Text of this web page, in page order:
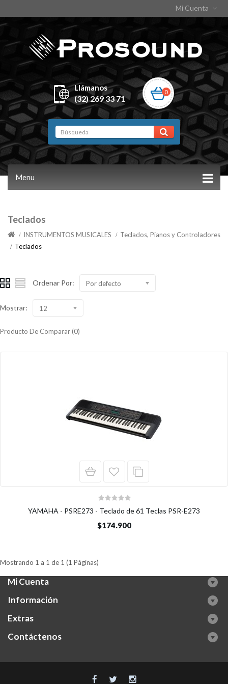
Mi Cuenta
Llámanos
(32) 269 33 71
0
Menu
Teclados
INSTRUMENTOS MUSICALES
Teclados, Pianos y Controladores
Teclados
Ordenar Por: Por defecto
Mostrar: 12
Producto De Comparar (0)
YAMAHA - PSRE273 - Teclado de 61 Teclas PSR-E273
$174.900
Mostrando 1 a 1 de 1 (1 Páginas)
Mi Cuenta
Información
Extras
Contáctenos